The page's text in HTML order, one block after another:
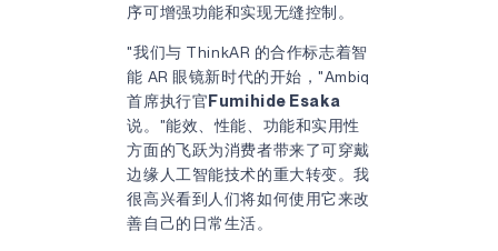
序可增强功能和实现无缝控制。
"我们与 ThinkAR 的合作标志着智
能 AR 眼镜新时代的开始，"Ambiq
首席执行官Fumihide Esaka
说。"能效、性能、功能和实用性
方面的飞跃为消费者带来了可穿戴
边缘人工智能技术的重大转变。我
很高兴看到人们将如何使用它来改
善自己的日常生活。